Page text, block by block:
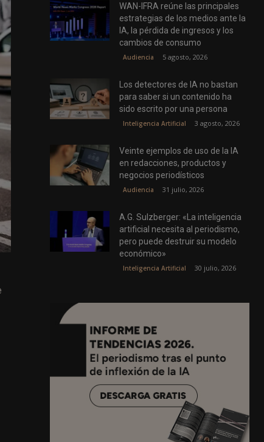
WAN-IFRA reúne las principales
estrategias de los medios ante la
IA, la pérdida de ingresos y los
cambios de consumo
Audiencia 5 agosto, 2026
Los detectores de IA no bastan
para saber si un contenido ha
sido escrito por una persona
Inteligencia Artificial 3 agosto, 2026
Veinte ejemplos de uso de la IA
en redacciones, productos y
negocios periodísticos
Audiencia 31 julio, 2026
A.G. Sulzberger: «La inteligencia
artificial necesita al periodismo,
pero puede destruir su modelo
económico»
Inteligencia Artificial 30 julio, 2026